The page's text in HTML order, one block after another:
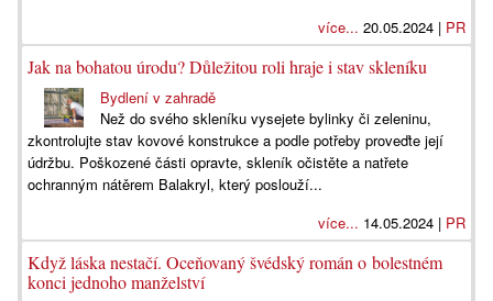
více... 20.05.2024 | PR
Jak na bohatou úrodu? Důležitou roli hraje i stav skleníku
Bydlení v zahradě
Než do svého skleníku vysejete bylinky či zeleninu,
zkontrolujte stav kovové konstrukce a podle potřeby proveďte její
údržbu. Poškozené části opravte, skleník očistěte a natřete
ochranným nátěrem Balakryl, který poslouží...
více... 14.05.2024 | PR
Když láska nestačí. Oceňovaný švédský román o bolestném
konci jednoho manželství